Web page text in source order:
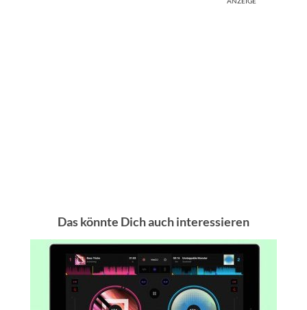
Das könnte Dich auch interessieren